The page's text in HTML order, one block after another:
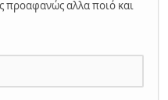
προαφανώς αλλα ποιό και